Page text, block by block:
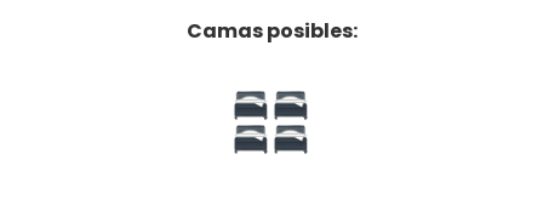
Camas posibles: